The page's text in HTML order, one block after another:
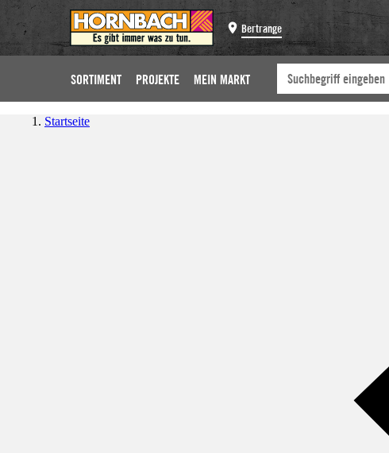
Bertrange
SORTIMENT PROJEKTE MEIN MARKT
Startseite